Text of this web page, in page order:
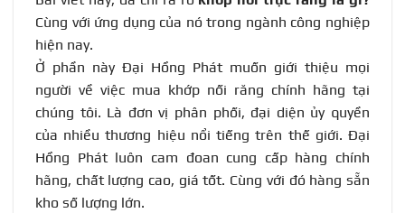
Cùng với ứng dụng của nó trong ngành công nghiệp
hiện nay.
Ở phần này Đại Hồng Phát muốn giới thiệu mọi
người về việc mua khớp nối răng chính hãng tại
chúng tôi. Là đơn vị phân phối, đại diện ủy quyền
của nhiều thương hiệu nổi tiếng trên thế giới. Đại
Hồng Phát luôn cam đoan cung cấp hàng chính
hãng, chất lượng cao, giá tốt. Cùng với đó hàng sẵn
kho số lượng lớn.